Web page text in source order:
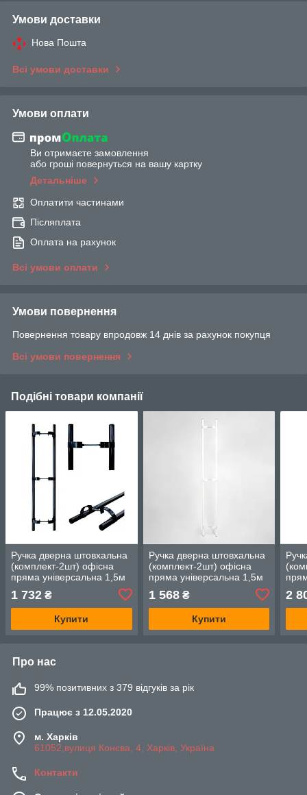
Умови доставки
Нова Пошта
Всі умови доставки
Умови оплати
Ви отримаєте замовлення
або гроші повернуться на вашу картку
Детальніше
Оплатити частинами
Післяплата
Оплата на рахунок
Всі умови оплати
Умови повернення
Повернення товару впродовж 14 днів за рахунок покупця
Всі умови повернення
Подібні товари компанії
Ручка дверна штовхальна
(комплект-2шт) офісна
пряма універсальна 1,5м
Astex Р-2 антрацит (РАЛ
7016)
1 732 ₴
Купити
Ручка дверна штовхальна
(комплект-2шт) офісна
пряма універсальна 1,5м
Astex Р-2 білий (РАЛ 9016)
1 568₴
Купити
2
Про нас
99% позитивних з 379 відгуків за рік
Працює з 12.05.2020
м. Харків
61052,вулиця Конєва, 4, Харків, Україна
Контакти